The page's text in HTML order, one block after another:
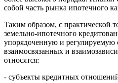
собой часть рынка ипотечного
Таким образом, с практической
земельно-ипотечного
упорядоченную и регулируемую
взаимосвязанных и
относятся:
- субъекты кредитных